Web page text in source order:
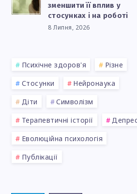
зменшити її вплив у
стосунках і на роботі
8 Липня, 2026
Психічне здоров'я
Різне
Стосунки
Нейронаука
Діти
Символізм
Терапевтичні історії
Еволюційна психологія
Публікації